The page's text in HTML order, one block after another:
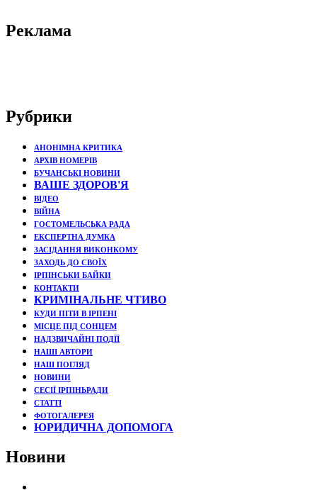
Реклама
Рубрики
АНОНІМНА КРИТИКА
АРХІВ НОМЕРІВ
БУЧАНСЬКІ НОВИНИ
ВАШЕ ЗДОРОВ'Я
ВІДЕО
ВІЙНА
ГОСТОМЕЛЬСЬКА РАДА
ЕКСПЕРТНА ДУМКА
ЗАСІДАННЯ ВИКОНКОМУ
ЗАХОДЬ ДО СВОЇХ
ІРПІНСЬКИ БАЙКИ
КОНТАКТИ
КРИМІНАЛЬНЕ ЧТИВО
КУДИ ПІТИ В ІРПЕНІ
МІСЦЕ ПІД СОНЦЕМ
НАДЗВИЧАЙНІ ПОДЇЇ
НАШІ АВТОРИ
НАШ ПОГЛЯД
НОВИНИ
СЕСІЇ ІРПІНЬРАДИ
СТАТТІ
ФОТОГАЛЕРЕЯ
ЮРИДИЧНА ДОПОМОГА
Новини